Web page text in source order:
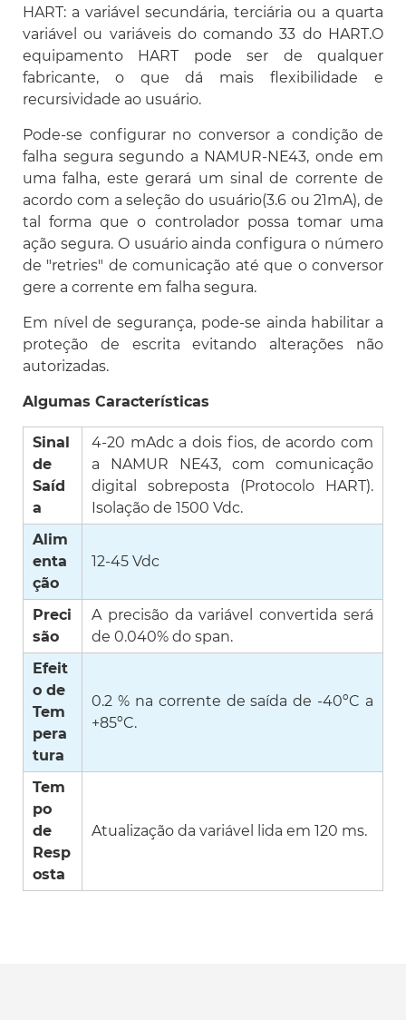
HART: a variável secundária, terciária ou a quarta
variável ou variáveis do comando 33 do HART.O
equipamento HART pode ser de qualquer
fabricante, o que dá mais flexibilidade e
recursividade ao usuário.
Pode-se configurar no conversor a condição de
falha segura segundo a NAMUR-NE43, onde em
uma falha, este gerará um sinal de corrente de
acordo com a seleção do usuário(3.6 ou 21mA), de
tal forma que o controlador possa tomar uma
ação segura. O usuário ainda configura o número
de "retries" de comunicação até que o conversor
gere a corrente em falha segura.
Em nível de segurança, pode-se ainda habilitar a
proteção de escrita evitando alterações não
autorizadas.
Algumas Características
Sinal
de
Saíd
a
4-20 mAdc a dois fios, de acordo com
a NAMUR NE43, com comunicação
digital sobreposta (Protocolo HART).
Isolação de 1500 Vdc.
Alim
enta
ção
12-45 Vdc
Preci
são
A precisão da variável convertida será
de 0.040% do span.
Efeit
o de
Tem
pera
tura
0.2 % na corrente de saída de -40ºC a
+85ºC.
Tem
po
de
Resp
osta
Atualização da variável lida em 120 ms.